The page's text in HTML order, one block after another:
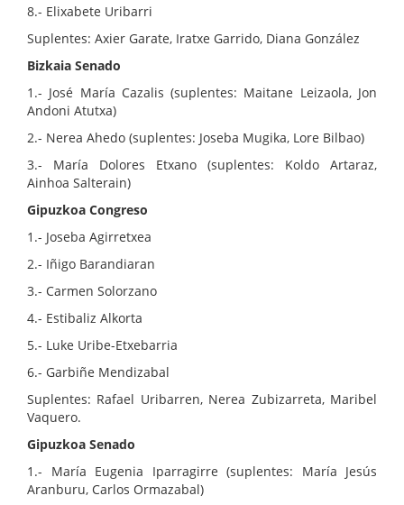
8.- Elixabete Uribarri
Suplentes: Axier Garate, Iratxe Garrido, Diana González
Bizkaia Senado
1.- José María Cazalis (suplentes: Maitane Leizaola, Jon
Andoni Atutxa)
2.- Nerea Ahedo (suplentes: Joseba Mugika, Lore Bilbao)
3.- María Dolores Etxano (suplentes: Koldo Artaraz,
Ainhoa Salterain)
Gipuzkoa Congreso
1.- Joseba Agirretxea
2.- Iñigo Barandiaran
3.- Carmen Solorzano
4.- Estibaliz Alkorta
5.- Luke Uribe-Etxebarria
6.- Garbiñe Mendizabal
Suplentes: Rafael Uribarren, Nerea Zubizarreta, Maribel
Vaquero.
Gipuzkoa Senado
1.- María Eugenia Iparragirre (suplentes: María Jesús
Aranburu, Carlos Ormazabal)